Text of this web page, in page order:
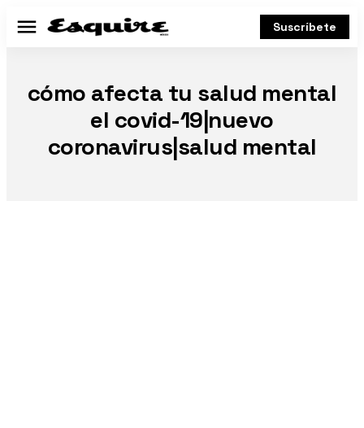
Menú Suscríbete
cómo afecta tu salud mental
el covid-19|nuevo
coronavirus|salud mental